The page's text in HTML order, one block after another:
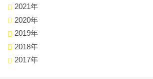
2021年
2020年
2019年
2018年
2017年